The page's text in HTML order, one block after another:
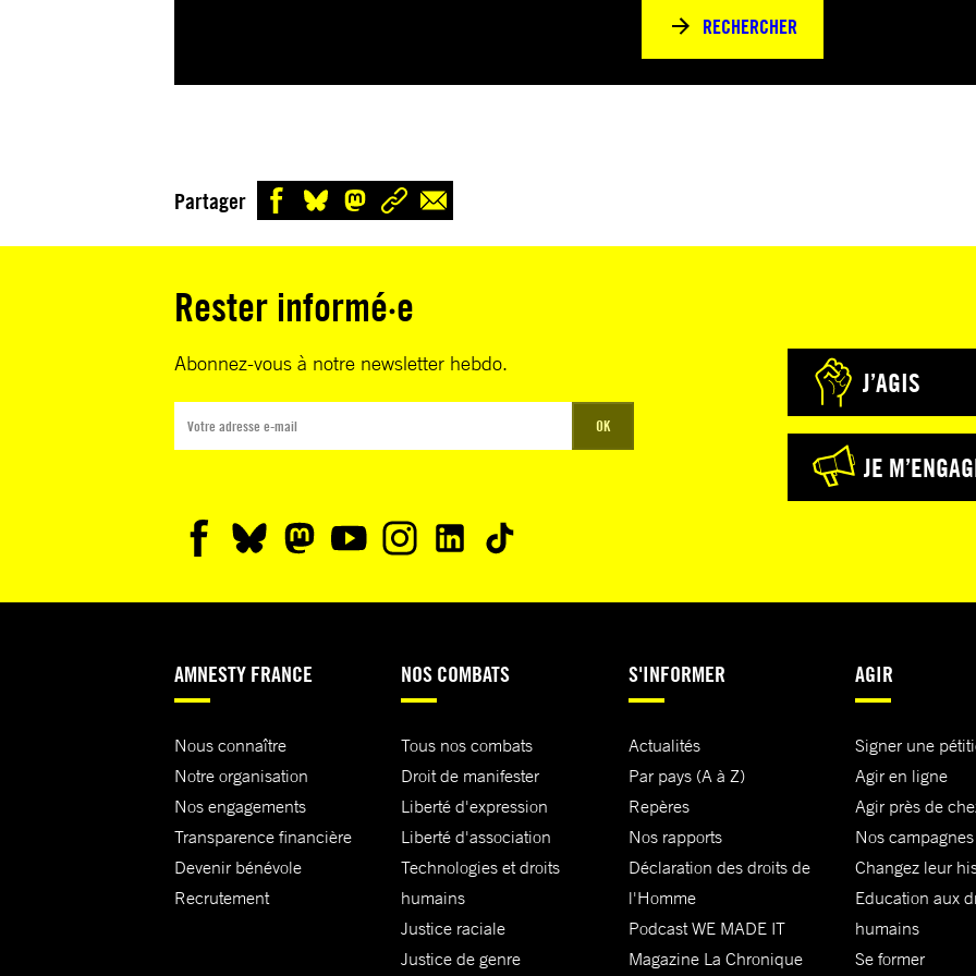
RECHERCHER
Partager
Rester informé·e
Abonnez-vous à notre newsletter hebdo.
OK
J’AGIS
JE
AMNESTY FRANCE
Nous connaître
Notre organisation
Nos engagements
Transparence financière
Devenir bénévole
Recrutement
NOS COMBATS
Tous nos combats
Droit de manifester
Liberté d'expression
Liberté d'association
Technologies et droits
humains
Justice raciale
Justice de genre
S'INFORMER
Actualités
Par pays (A à Z)
Repères
Nos rapports
Déclaration des droits de
l'Homme
Podcast WE MADE IT
Magazine La Chronique
AGIR
Signer une
Agir en ligne
Agir près de
Nos campagnes
Changez leur
Education aux
humains
Se former